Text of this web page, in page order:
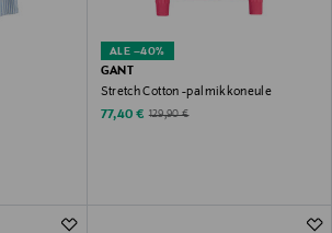
ALE –40%
GANT
Stretch Cotton -palmikkoneule
Discounted Price
77,40 € Original Price
129,90 €